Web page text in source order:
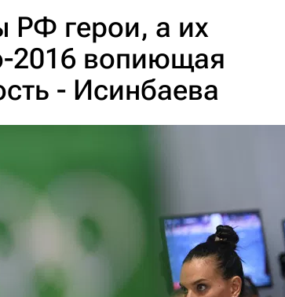
РФ герои, а их
2016 вопиющая
- Исинбаева